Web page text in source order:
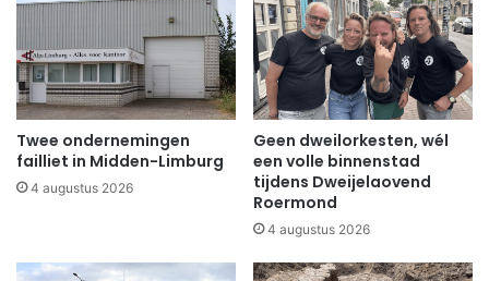
Twee ondernemingen
failliet in Midden-Limburg
4 augustus 2026
Geen dweilorkesten, wél
een volle binnenstad
tijdens Dweijelaovend
Roermond
4 augustus 2026